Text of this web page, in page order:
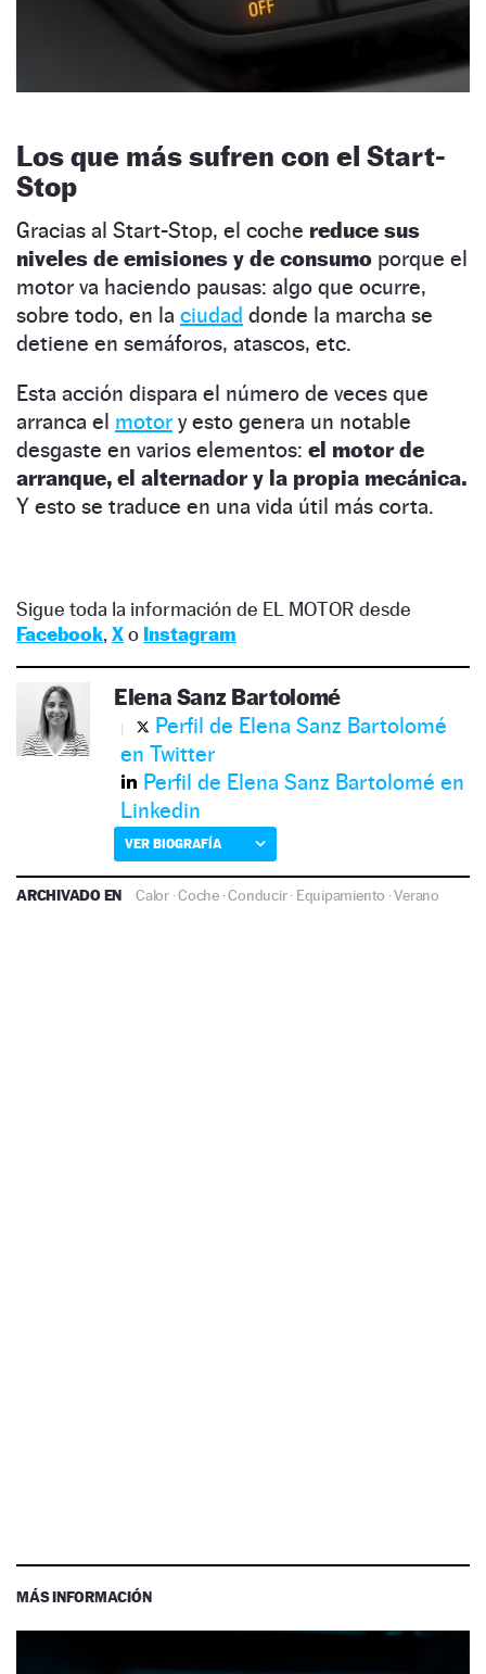
Los que más sufren con el Start-
Stop
Gracias al Start-Stop, el coche reduce sus
niveles de emisiones y de consumo porque el
motor va haciendo pausas: algo que ocurre,
sobre todo, en la ciudad donde la marcha se
detiene en semáforos, atascos, etc.
Esta acción dispara el número de veces que
arranca el motor y esto genera un notable
desgaste en varios elementos: el motor de
arranque, el alternador y la propia mecánica.
Y esto se traduce en una vida útil más corta.
Sigue toda la información de EL MOTOR desde
Facebook, Xo Instagram
Elena Sanz Bartolomé
Perfil de Elena Sanz Bartolomé
en Twitter
Perfil de Elena Sanz Bartolomé en
Linkedin
VER BIOGRAFÍA
ARCHIVADO EN Calor·Coche ·Conducir· Equipamiento ·Verano
MÁS INFORMACIÓN